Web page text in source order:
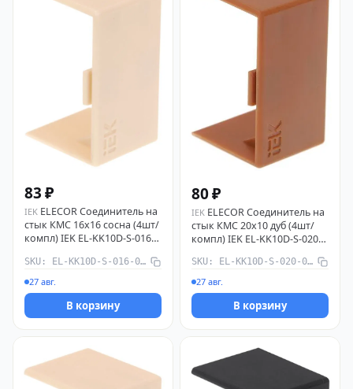
83 ₽
IEK ELECOR Соединитель на
стык КМС 16х16 сосна (4шт/
компл) IEK EL-KK10D-S-016-
SKU: EL-KK10D-S-016-016-K34
27 авг.
В корзину
80 ₽
IEK ELECOR Соединитель на
стык КМС 20х10 дуб (4шт/
компл) IEK EL-KK10D-S-020-
SKU: EL-KK10D-S-020-010-K11
27 авг.
В корзину